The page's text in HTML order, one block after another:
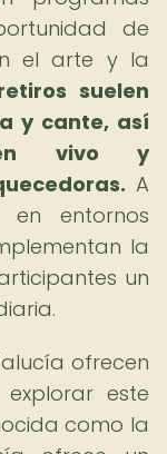
de
el arte y la
suelen
y cante, así
en vivo y
A
entornos
la
un
ofrecen
este
como la